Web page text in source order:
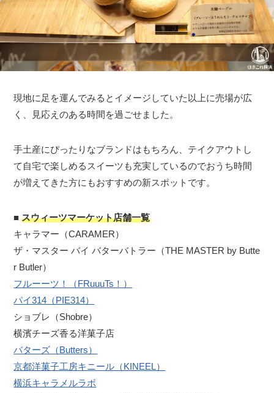
現地に足を運んでみるとイメージしていた以上に売場が広
く、見応えのある時間を過ごせました。
手土産にぴったりなブランドはもちろん、テイクアウトし
て自宅で楽しめるスイーツも充実しているのでおうち時間
が増えてきた方にもおすすめの新スポットです。
■スウィーツマーケット店舗一覧
キャラマー（CARAMER）
ザ・マスター バイ バターバトラー（THE MASTER by Butte
r Butler）
フルーーツ！（FRuuuTs！）
パイ314（PIE314）
ショブレ（Shobre）
横濱チーズ香る洋菓子店
バターズ（Butters）
京都洋菓子工房キニール（KINEEL）
横浜キャラメルラボ